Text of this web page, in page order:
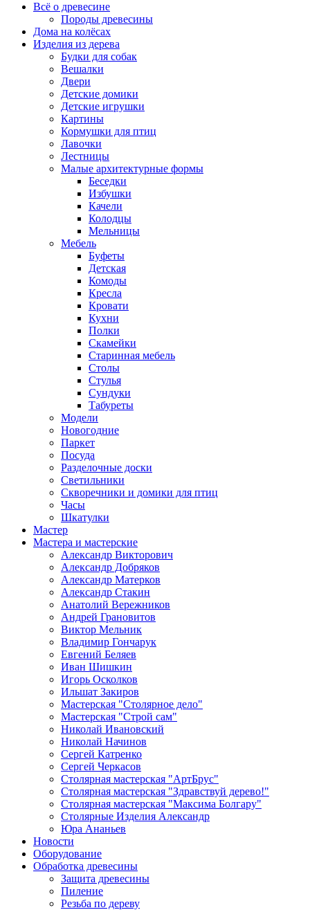
Всё о древесине
Породы древесины
Дома на колёсах
Изделия из дерева
Будки для собак
Вешалки
Двери
Детские домики
Детские игрушки
Картины
Кормушки для птиц
Лавочки
Лестницы
Малые архитектурные формы
Беседки
Избушки
Качели
Колодцы
Мельницы
Мебель
Буфеты
Детская
Комоды
Кресла
Кровати
Кухни
Полки
Скамейки
Старинная мебель
Столы
Стулья
Сундуки
Табуреты
Модели
Новогодние
Паркет
Посуда
Разделочные доски
Светильники
Скворечники и домики для птиц
Часы
Шкатулки
Мастер
Мастера и мастерские
Александр Викторович
Александр Добряков
Александр Матерков
Александр Стакин
Анатолий Вережников
Андрей Грановитов
Виктор Мельник
Владимир Гончарук
Евгений Беляев
Иван Шишкин
Игорь Осколков
Ильшат Закиров
Мастерская "Столярное дело"
Мастерская "Строй сам"
Николай Ивановский
Николай Начинов
Сергей Катренко
Сергей Черкасов
Столярная мастерская "АртБрус"
Столярная мастерская "Здравствуй дерево!"
Столярная мастерская "Максима Болгару"
Столярные Изделия Александр
Юра Ананьев
Новости
Оборудование
Обработка древесины
Защита древесины
Пиление
Резьба по дереву